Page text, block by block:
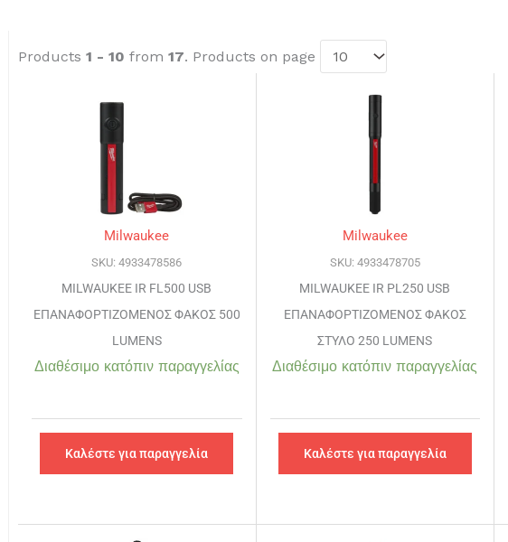
Products 1 - 10 from 17. Products on page
Milwaukee
SKU: 4933478586
MILWAUKEE IR FL500 USB
ΕΠΑΝΑΦΟΡΤΙΖΟΜΕΝΟΣ ΦΑΚΟΣ 500
LUMENS
Διαθέσιμο κατόπιν παραγγελίας
Καλέστε για παραγγελία
Milwaukee
SKU: 4933478705
MILWAUKEE IR PL250 USB
ΕΠΑΝΑΦΟΡΤΙΖΟΜΕΝΟΣ ΦΑΚΟΣ
ΣΤΥΛΟ 250 LUMENS
Διαθέσιμο κατόπιν παραγγελίας
Καλέστε για παραγγελία
Page